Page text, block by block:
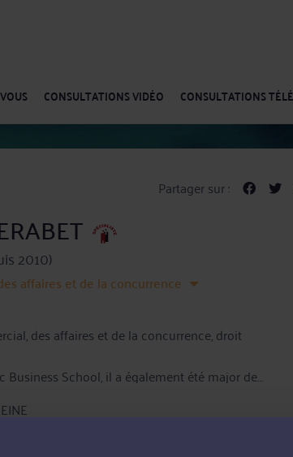
CONSULTATIONS VIDÉO CONSULTATIONS
Partager sur :
2010)
affaires et de la concurrence
des affaires et de la concurrence, droit
School, il a également été major de
de Rouen, diplôme au terme duquel il a
et leurs dirigeants dans divers domaines du droit
dans le cadre de contentieux commerciaux